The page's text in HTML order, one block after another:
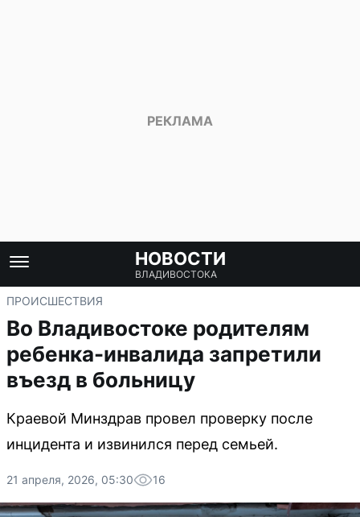
НОВОСТИ
ВЛАДИВОСТОКА
ПРОИСШЕСТВИЯ
Во Владивостоке родителям
ребенка-инвалида запретили
въезд в больницу
Краевой Минздрав провел проверку после
инцидента и извинился перед семьей.
21 апреля, 2026, 05:30 16